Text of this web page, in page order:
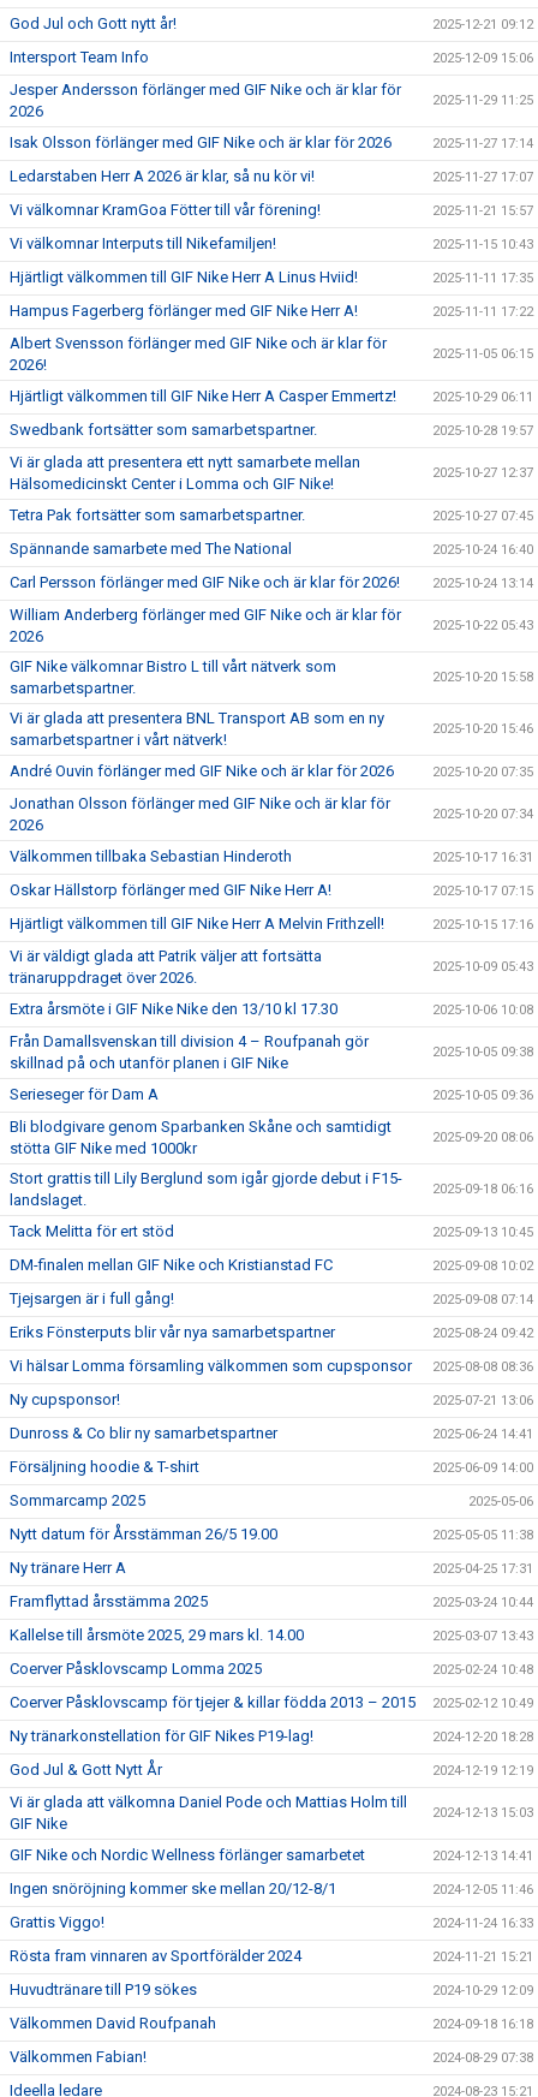
God Jul och Gott nytt år! 2025-12-21 09:12
Intersport Team Info 2025-12-09 15:06
Jesper Andersson förlänger med GIF Nike och är klar för
2026
2025-11-29 11:25
Isak Olsson förlänger med GIF Nike och är klar för 2026 2025-11-27 17:14
Ledarstaben Herr A 2026 är klar, så nu kör vi! 2025-11-27 17:07
Vi välkomnar KramGoa Fötter till vår förening! 2025-11-21 15:57
Vi välkomnar Interputs till Nikefamiljen! 2025-11-15 10:43
Hjärtligt välkommen till GIF Nike Herr A Linus Hviid! 2025-11-11 17:35
Hampus Fagerberg förlänger med GIF Nike Herr A! 2025-11-11 17:22
Albert Svensson förlänger med GIF Nike och är klar för
2026!
2025-11-05 06:15
Hjärtligt välkommen till GIF Nike Herr A Casper Emmertz! 2025-10-29 06:11
Swedbank fortsätter som samarbetspartner. 2025-10-28 19:57
Vi är glada att presentera ett nytt samarbete mellan
Hälsomedicinskt Center i Lomma och GIF Nike!
2025-10-27 12:37
Tetra Pak fortsätter som samarbetspartner. 2025-10-27 07:45
Spännande samarbete med The National 2025-10-24 16:40
Carl Persson förlänger med GIF Nike och är klar för 2026! 2025-10-24 13:14
William Anderberg förlänger med GIF Nike och är klar för
2026
2025-10-22 05:43
GIF Nike välkomnar Bistro L till vårt nätverk som
samarbetspartner.
2025-10-20 15:58
Vi är glada att presentera BNL Transport AB som en ny
samarbetspartner i vårt nätverk!
2025-10-20 15:46
André Ouvin förlänger med GIF Nike och är klar för 2026 2025-10-20 07:35
Jonathan Olsson förlänger med GIF Nike och är klar för
2026
2025-10-20 07:34
Välkommen tillbaka Sebastian Hinderoth 2025-10-17 16:31
Oskar Hällstorp förlänger med GIF Nike Herr A! 2025-10-17 07:15
Hjärtligt välkommen till GIF Nike Herr A Melvin Frithzell! 2025-10-15 17:16
Vi är väldigt glada att Patrik väljer att fortsätta
tränaruppdraget över 2026.
2025-10-09 05:43
Extra årsmöte i GIF Nike Nike den 13/10 kl 17.30 2025-10-06 10:08
Från Damallsvenskan till division 4 – Roufpanah gör
skillnad på och utanför planen i GIF Nike
2025-10-05 09:38
Serieseger för Dam A 2025-10-05 09:36
Bli blodgivare genom Sparbanken Skåne och samtidigt
stötta GIF Nike med 1000kr
2025-09-20 08:06
Stort grattis till Lily Berglund som igår gjorde debut i F15-
landslaget.
2025-09-18 06:16
Tack Melitta för ert stöd 2025-09-13 10:45
DM-finalen mellan GIF Nike och Kristianstad FC 2025-09-08 10:02
Tjejsargen är i full gång! 2025-09-08 07:14
Eriks Fönsterputs blir vår nya samarbetspartner 2025-08-24 09:42
Vi hälsar Lomma församling välkommen som cupsponsor 2025-08-08 08:36
Ny cupsponsor! 2025-07-21 13:06
Dunross & Co blir ny samarbetspartner 2025-06-24 14:41
Försäljning hoodie & T-shirt 2025-06-09 14:00
Sommarcamp 2025 2025-05-06
Nytt datum för Årsstämman 26/5 19.00 2025-05-05 11:38
Ny tränare Herr A 2025-04-25 17:31
Framflyttad årsstämma 2025 2025-03-24 10:44
Kallelse till årsmöte 2025, 29 mars kl. 14.00 2025-03-07 13:43
Coerver Påsklovscamp Lomma 2025 2025-02-24 10:48
Coerver Påsklovscamp för tjejer & killar födda 2013 – 2015 2025-02-12 10:49
Ny tränarkonstellation för GIF Nikes P19-lag! 2024-12-20 18:28
God Jul & Gott Nytt År 2024-12-19 12:19
Vi är glada att välkomna Daniel Pode och Mattias Holm till
GIF Nike
2024-12-13 15:03
GIF Nike och Nordic Wellness förlänger samarbetet 2024-12-13 14:41
Ingen snöröjning kommer ske mellan 20/12-8/1 2024-12-05 11:46
Grattis Viggo! 2024-11-24 16:33
Rösta fram vinnaren av Sportförälder 2024 2024-11-21 15:21
Huvudtränare till P19 sökes 2024-10-29 12:09
Välkommen David Roufpanah 2024-09-18 16:18
Välkommen Fabian! 2024-08-29 07:38
Ideella ledare 2024-08-23 15:21